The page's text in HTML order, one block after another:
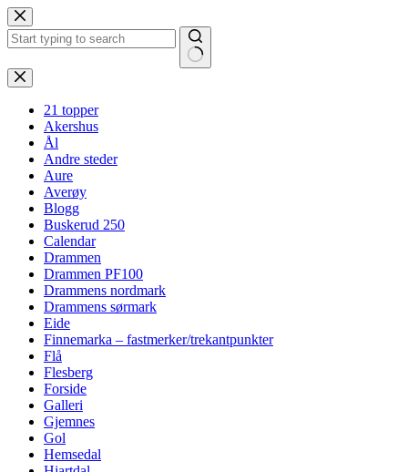
Hopp
til
innholdet
Ingen
resultater
21 topper
Akershus
Ål
Andre steder
Aure
Averøy
Blogg
Buskerud 250
Calendar
Drammen
Drammen PF100
Drammens nordmark
Drammens sørmark
Eide
Finnemarka – fastmerker/trekantpunkter
Flå
Flesberg
Forside
Galleri
Gjemnes
Gol
Hemsedal